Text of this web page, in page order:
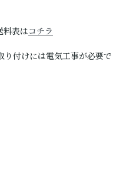
表はコチラ
付けには電気工事が必要で